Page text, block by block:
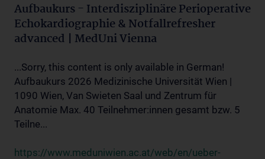
Aufbaukurs - Interdisziplinäre Perioperative
Echokardiographie & Notfallrefresher
advanced | MedUni Vienna
...Sorry, this content is only available in German!
Aufbaukurs 2026 Medizinische Universität Wien |
1090 Wien, Van Swieten Saal und Zentrum für
Anatomie Max. 40 Teilnehmer:innen gesamt bzw. 5
Teilne...
https://www.meduniwien.ac.at/web/en/ueber-